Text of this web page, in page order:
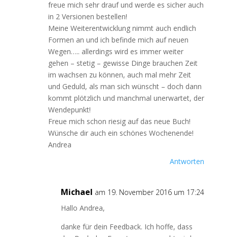
freue mich sehr drauf und werde es sicher auch
in 2 Versionen bestellen!
Meine Weiterentwicklung nimmt auch endlich
Formen an und ich befinde mich auf neuen
Wegen….. allerdings wird es immer weiter
gehen – stetig – gewisse Dinge brauchen Zeit
im wachsen zu können, auch mal mehr Zeit
und Geduld, als man sich wünscht – doch dann
kommt plötzlich und manchmal unerwartet, der
Wendepunkt!
Freue mich schon riesig auf das neue Buch!
Wünsche dir auch ein schönes Wochenende!
Andrea
Antworten
Michael am 19. November 2016 um 17:24
Hallo Andrea,
danke für dein Feedback. Ich hoffe, dass